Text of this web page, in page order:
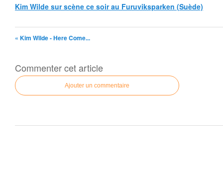
Kim Wilde sur scène ce soir au Furuviksparken (Suède)
« Kim Wilde - Here Come...
Commenter cet article
Ajouter un commentaire